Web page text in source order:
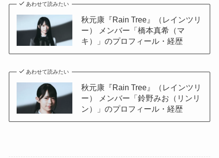
あわせて読みたい
秋元康『Rain Tree』（レインツリ
ー） メンバー「橋本真希（マ
キ）」のプロフィール・経歴
あわせて読みたい
秋元康『Rain Tree』（レインツリ
ー） メンバー「鈴野みお（リンリ
ン）」のプロフィール・経歴